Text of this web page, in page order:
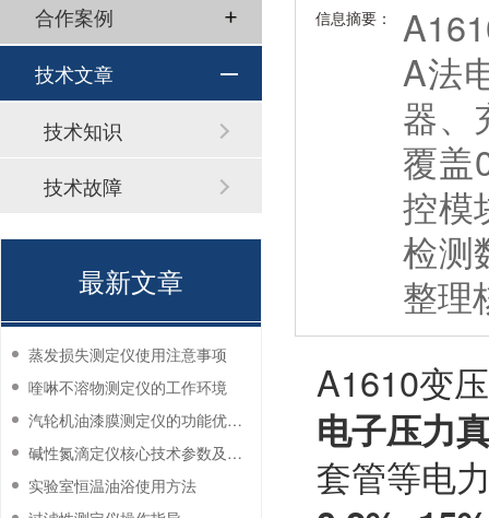
信息摘要：
A法
器、
覆盖
控模
检测
整理
A1610变
电子压力
套管等电
合作案例
技术文章
技术知识
技术故障
最新文章
蒸发损失测定仪使用注意事项
喹啉不溶物测定仪的工作环境
汽轮机油漆膜测定仪的功能优势有哪些？
碱性氮滴定仪核心技术参数及应用说明
实验室恒温油浴使用方法